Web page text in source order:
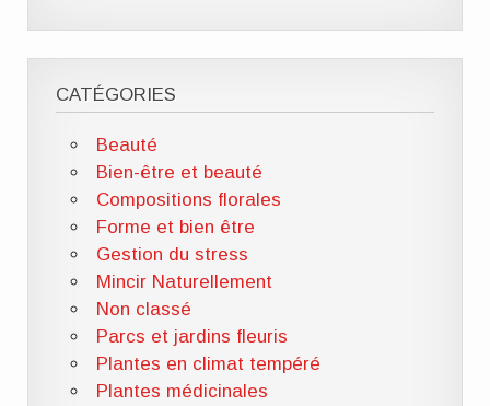
CATÉGORIES
Beauté
Bien-être et beauté
Compositions florales
Forme et bien être
Gestion du stress
Mincir Naturellement
Non classé
Parcs et jardins fleuris
Plantes en climat tempéré
Plantes médicinales